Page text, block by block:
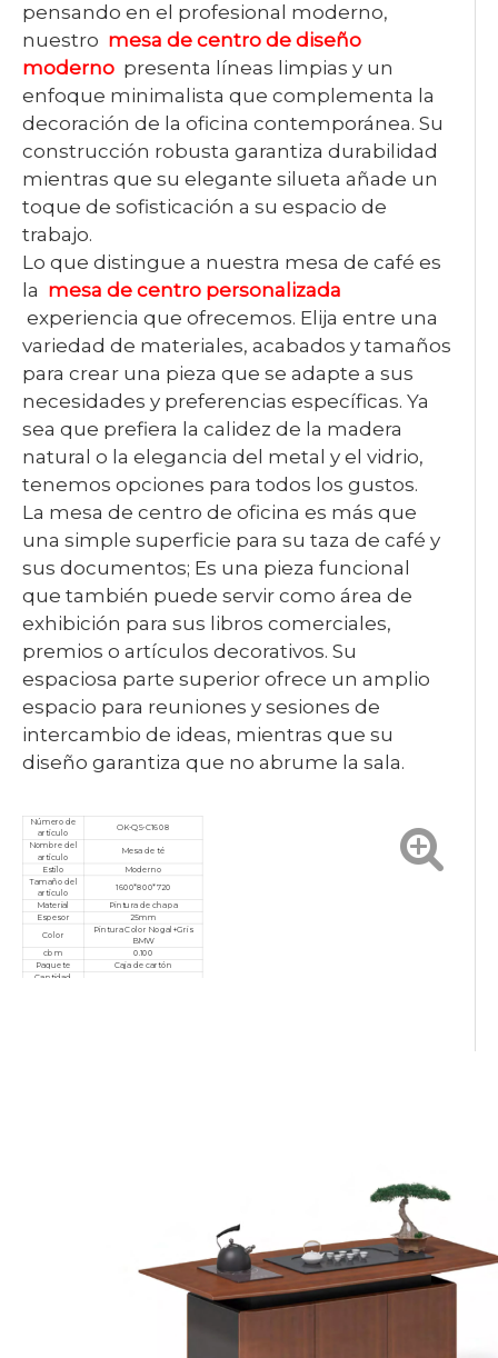
pensando en el profesional moderno,
nuestro mesa de centro de diseño
moderno presenta líneas limpias y un
enfoque minimalista que complementa la
decoración de la oficina contemporánea. Su
construcción robusta garantiza durabilidad
mientras que su elegante silueta añade un
toque de sofisticación a su espacio de
trabajo.
Lo que distingue a nuestra mesa de café es
la mesa de centro personalizada
experiencia que ofrecemos. Elija entre una
variedad de materiales, acabados y tamaños
para crear una pieza que se adapte a sus
necesidades y preferencias específicas. Ya
sea que prefiera la calidez de la madera
natural o la elegancia del metal y el vidrio,
tenemos opciones para todos los gustos.
La mesa de centro de oficina es más que
una simple superficie para su taza de café y
sus documentos; Es una pieza funcional
que también puede servir como área de
exhibición para sus libros comerciales,
premios o artículos decorativos. Su
espaciosa parte superior ofrece un amplio
espacio para reuniones y sesiones de
intercambio de ideas, mientras que su
diseño garantiza que no abrume la sala.
Número de
artículo
OK-QS-C1608
Nombre del
artículo
Mesa de té
Estilo
Moderno
Tamaño del
artículo
1600*800*720
Material
Pintura de chapa
Espesor 25mm
Color
Pintura Color Nogal+Gris
BMW
cbm 0.100
Paquete Caja de cartón
Cantidad